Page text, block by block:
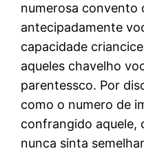
numerosa convento
antecipadamente
capacidade
aqueles chavelho
parentessco. Por
como o numero de
confrangido aquele,
nunca sinta